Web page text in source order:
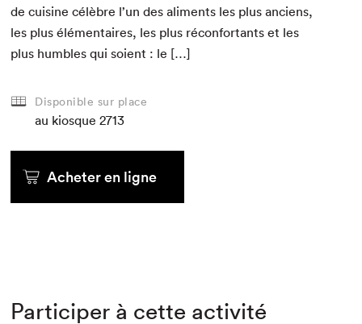
de cui­sine célèbre l’un des ali­ments les plus anciens,
les plus élé­men­taires, les plus récon­for­t­ants et les
plus hum­bles qui soient : le […]
Disponible sur place
au kiosque 2713
Acheter en ligne
Participer à cette activité